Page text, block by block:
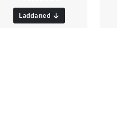
Ladda ned